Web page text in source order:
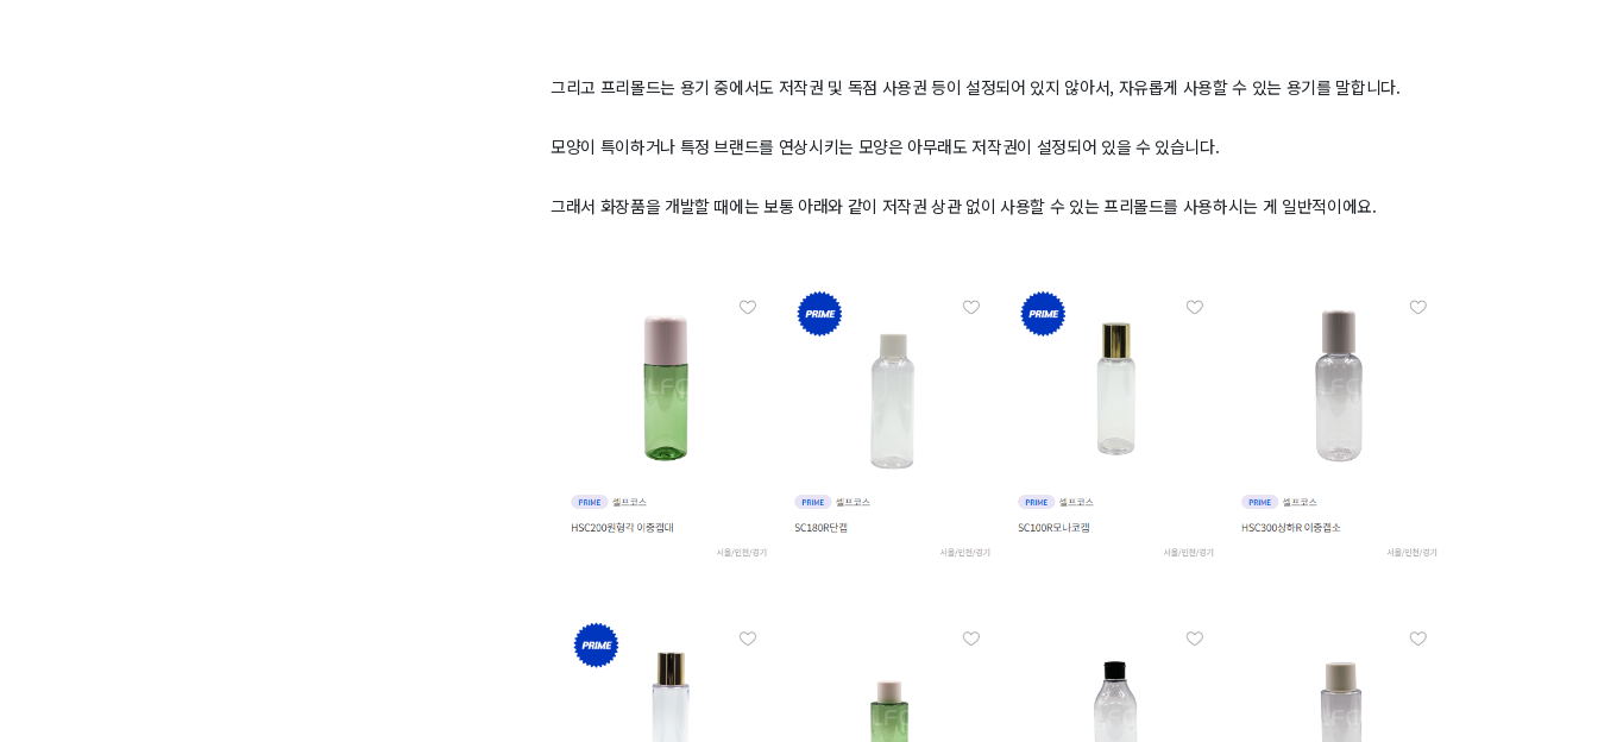
그리고 프리몰드는 용기 중에서도 저작권 및 독점 사용권 등이 설정되어 있지 않아서, 자유롭게 사용할 수 있는 용기를 말합니다.
모양이 특이하거나 특정 브랜드를 연상시키는 모양은 아무래도 저작권이 설정되어 있을 수 있습니다.
그래서 화장품을 개발할 때에는 보통 아래와 같이 저작권 상관 없이 사용할 수 있는 프리몰드를 사용하시는 게 일반적이에요.